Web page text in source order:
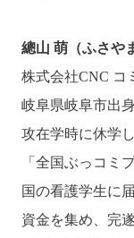
總山 萌（ふさや
株式会社CNC コ
岐阜県岐阜市出
攻在学時に休学
「全国ぶっコミ
国の看護学生に
資金を集め、完遂